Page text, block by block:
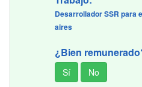
Desarrollador SSR para
aires
¿Bien